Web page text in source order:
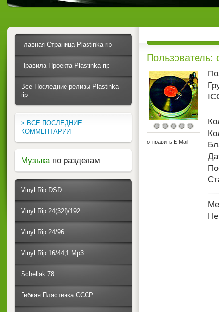
Пользователь:
отправить E-Mail
Главная Страница Plastinka-rip
Правила Проекта Plastinka-rip
Все Последние релизы Plastinka-
rip
> ВСЕ ПОСЛЕДНИЕ
КОММЕНТАРИИ
Музыка по разделам
Vinyl Rip DSD
Vinyl Rip 24(32f)/192
Vinyl Rip 24/96
Vinyl Rip 16/44,1 Mp3
Schellak 78
Гибкая Пластинка СССР